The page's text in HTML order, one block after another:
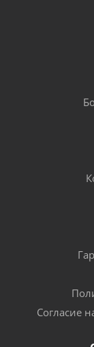
Согласие